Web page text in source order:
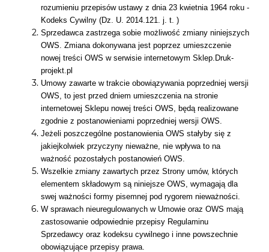
rozumieniu przepisów ustawy z dnia 23 kwietnia 1964 roku -
Kodeks Cywilny (Dz. U. 2014.121. j. t. )
Sprzedawca zastrzega sobie możliwość zmiany niniejszych
OWS. Zmiana dokonywana jest poprzez umieszczenie
nowej treści OWS w serwisie internetowym Sklep.Druk-
projekt.pl
Umowy zawarte w trakcie obowiązywania poprzedniej wersji
OWS, to jest przed dniem umieszczenia na stronie
internetowej Sklepu nowej treści OWS, będą realizowane
zgodnie z postanowieniami poprzedniej wersji OWS.
Jeżeli poszczególne postanowienia OWS stałyby się z
jakiejkolwiek przyczyny nieważne, nie wpływa to na
ważność pozostałych postanowień OWS.
Wszelkie zmiany zawartych przez Strony umów, których
elementem składowym są niniejsze OWS, wymagają dla
swej ważności formy pisemnej pod rygorem nieważności.
W sprawach nieuregulowanych w Umowie oraz OWS mają
zastosowanie odpowiednie przepisy Regulaminu
Sprzedawcy oraz kodeksu cywilnego i inne powszechnie
obowiązujące przepisy prawa.